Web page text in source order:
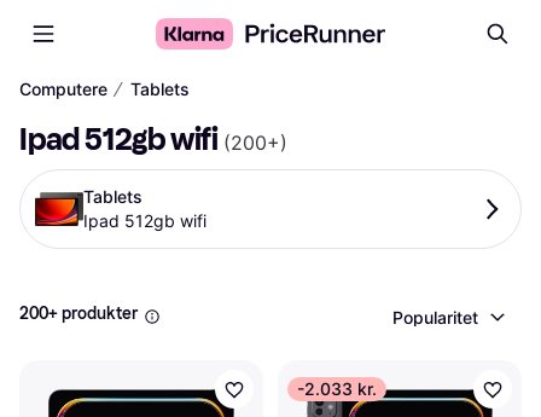
Computere ∕ Tablets
Ipad 512gb wifi (200+)
Tablets
Ipad 512gb wifi
200+ produkter Popularitet
-2.033 kr.